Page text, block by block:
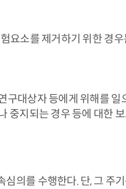
소를 제거하기 위한 경우
대상자 등에게 위해를 일
중지되는 경우 등에 대한
의를 수행한다. 단, 그 주